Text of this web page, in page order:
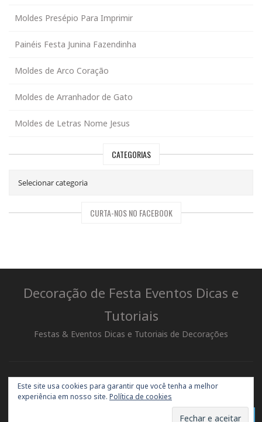
Moldes Presépio Para Imprimir
Painéis Festa Junina Fazendinha
Moldes de Arco Coração
Moldes de Arranhador de Gato
Moldes de Letras Nome Jesus
CATEGORIAS
CURTA-NOS NO FACEBOOK
Decoração de Festa Eventos Dicas e
Tutoriais
Festas & Eventos Dicas e Tutoriais de Decorações
© 2025 Decoração de Festa Eventos Dicas - Todos os Direitos
↑
Este site usa cookies para garantir que você tenha a melhor
experiência em nosso site. Política de cookies